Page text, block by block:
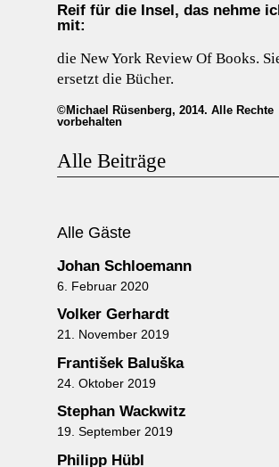
Reif für die Insel, das nehme
mit:
die New York Review Of Books.
ersetzt die Bücher.
©Michael Rüsenberg, 2014. Alle Rechte
vorbehalten
Alle Beiträge
Alle Gäste
Johan Schloemann
6. Februar 2020
Volker Gerhardt
21. November 2019
František Baluška
24. Oktober 2019
Stephan Wackwitz
19. September 2019
Philipp Hübl